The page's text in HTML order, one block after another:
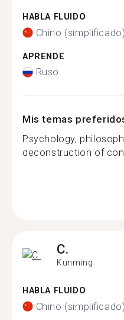
HABLA FLUIDO
Chino (simplificado)
APRENDE
Ruso
Mis temas
Psychology,
deconstruction of
C.
Kunming
HABLA FLUIDO
Chino (simplificado)